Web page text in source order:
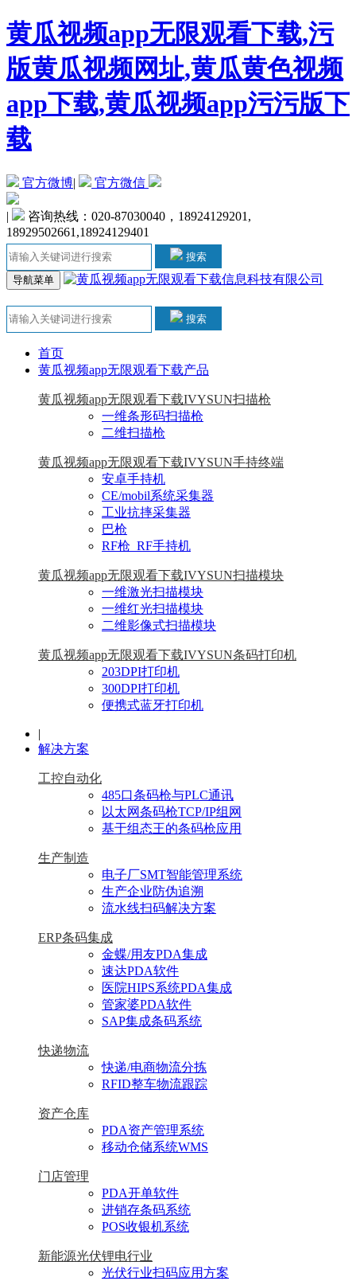
黄瓜视频app无限观看下载,污
版黄瓜视频网址,黄瓜黄色视频
app下载,黄瓜视频app污污版下
载
官方微博| 官方微信
|
咨询热线：020-87030040，18924129201,
18929502661,18924129401
搜索
导航菜单
搜索
首页
黄瓜视频app无限观看下载产品
黄瓜视频app无限观看下载IVYSUN扫描枪
一维条形码扫描枪
二维扫描枪
黄瓜视频app无限观看下载IVYSUN手持终端
安卓手持机
CE/mobil系统采集器
工业抗摔采集器
巴枪
RF枪_RF手持机
黄瓜视频app无限观看下载IVYSUN扫描模块
一维激光扫描模块
一维红光扫描模块
二维影像式扫描模块
黄瓜视频app无限观看下载IVYSUN条码打印机
203DPI打印机
300DPI打印机
便携式蓝牙打印机
|
解决方案
工控自动化
485口条码枪与PLC通讯
以太网条码枪TCP/IP组网
基于组态王的条码枪应用
生产制造
电子厂SMT智能管理系统
生产企业防伪追溯
流水线扫码解决方案
ERP条码集成
金蝶/用友PDA集成
速达PDA软件
医院HIPS系统PDA集成
管家婆PDA软件
SAP集成条码系统
快递物流
快递/电商物流分拣
RFID整车物流跟踪
资产仓库
PDA资产管理系统
移动仓储系统WMS
门店管理
PDA开单软件
进销存条码系统
POS收银机系统
新能源光伏锂电行业
光伏行业扫码应用方案